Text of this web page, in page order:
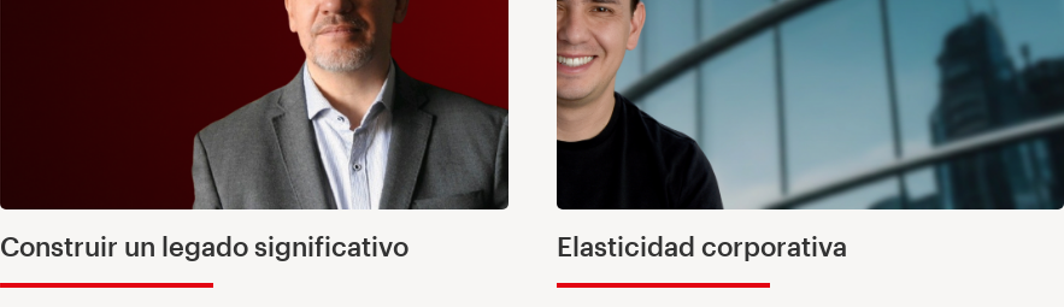
Construir un legado significativo Elasticidad corporativa